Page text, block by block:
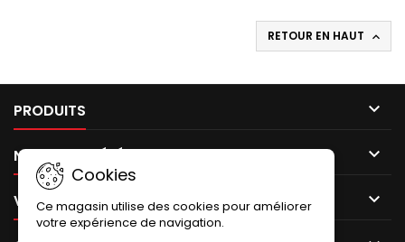
RETOUR EN HAUT 
PRODUITS 
NOTRE SOCIÉTÉ 
VOTRE COMPTE 
Cookies
Ce magasin utilise des cookies pour améliorer
votre expérience de navigation.